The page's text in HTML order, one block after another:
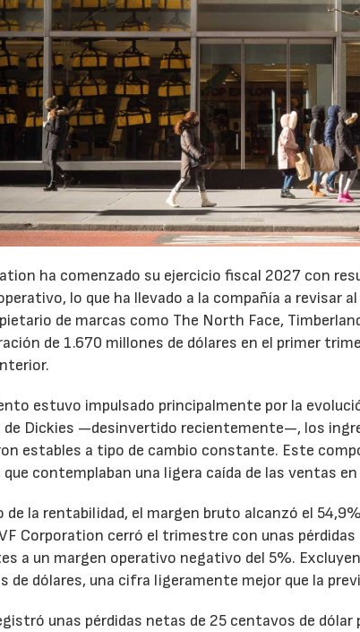
ha comenzado su ejercicio fiscal 2027 con
lo que ha llevado a la compañía a revisar
de marcas como The North Face,
de 1.670 millones de dólares en el primer
estuvo impulsado principalmente por la
de Dickies —desinvertido recientemente—, los
estables a tipo de cambio constante. Este
que contemplaban una ligera caída de las ventas
de la rentabilidad, el margen bruto alcanzó el
Corporation cerró el trimestre con unas
a un margen operativo negativo del 5%.
de dólares, una cifra ligeramente mejor que la
unas pérdidas netas de 25 centavos de